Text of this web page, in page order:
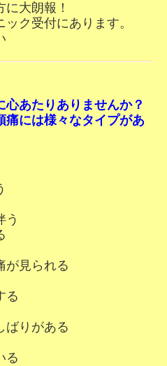
大朗報！
ク受付にあります。
あたりありませんか？
痛には様々なタイプがあ
う
見られる
る
りがある
る